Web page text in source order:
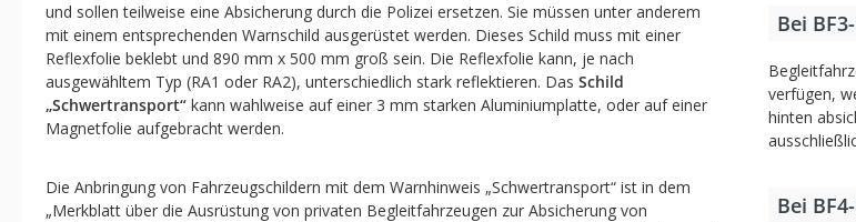
und sollen teilweise eine Absicherung durch die Polizei ersetzen. Sie müssen unter anderem
mit einem entsprechenden Warnschild ausgerüstet werden. Dieses Schild muss mit einer
Reflexfolie beklebt und 890 mm x 500 mm groß sein. Die Reflexfolie kann, je nach
ausgewähltem Typ (RA1 oder RA2), unterschiedlich stark reflektieren. Das Schild
„Schwertransport“ kann wahlweise auf einer 3 mm starken Aluminiumplatte, oder auf einer
Magnetfolie aufgebracht werden.
Die Anbringung von Fahrzeugschildern mit dem Warnhinweis „Schwertransport“ ist in dem
„Merkblatt über die Ausrüstung von privaten Begleitfahrzeugen zur Absicherung von
Bei
verfügen,
hinten
Bei